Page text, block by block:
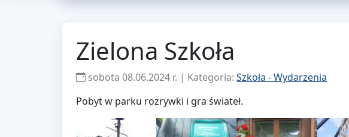
Zielona Szkoła
sobota 08.06.2024 r. | Kategoria: Szkoła - Wydarzenia
Pobyt w parku rozrywki i gra świateł.